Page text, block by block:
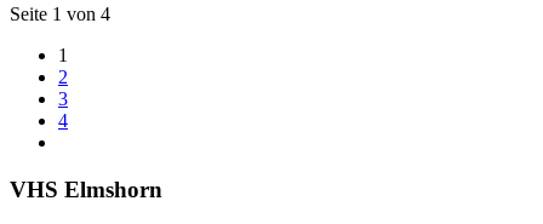
Seite 1 von 4
1
2
3
4
VHS Elmshorn